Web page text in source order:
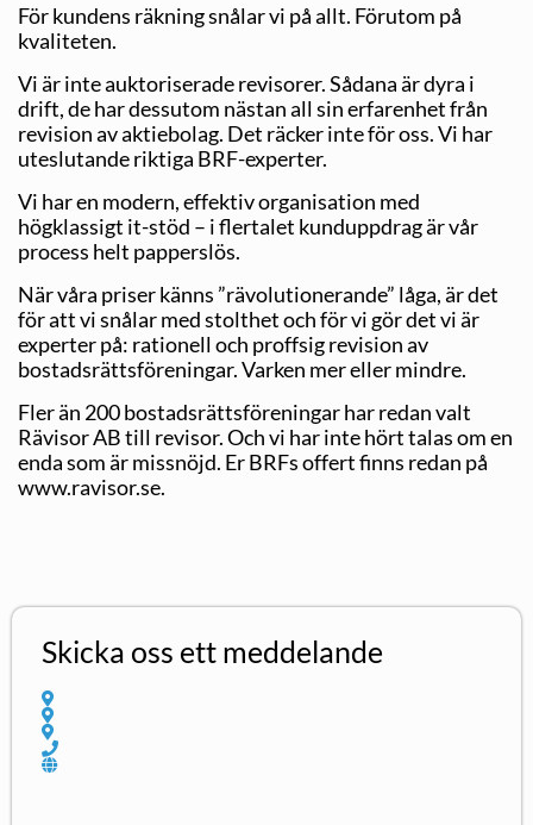
För kundens räkning snålar vi på allt. Förutom på
kvaliteten.
Vi är inte auktoriserade revisorer. Sådana är dyra i
drift, de har dessutom nästan all sin erfarenhet från
revision av aktiebolag. Det räcker inte för oss. Vi har
uteslutande riktiga BRF-experter.
Vi har en modern, effektiv organisation med
högklassigt it-stöd – i flertalet kunduppdrag är vår
process helt papperslös.
När våra priser känns ”rävolutionerande” låga, är det
för att vi snålar med stolthet och för vi gör det vi är
experter på: rationell och proffsig revision av
bostadsrättsföreningar. Varken mer eller mindre.
Fler än 200 bostadsrättsföreningar har redan valt
Rävisor AB till revisor. Och vi har inte hört talas om en
enda som är missnöjd. Er BRFs offert finns redan på
www.ravisor.se.
Skicka oss ett meddelande